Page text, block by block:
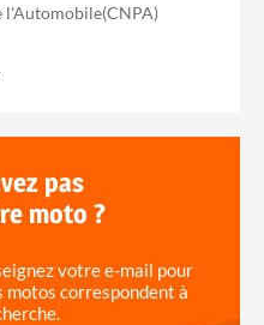
l'Automobile(CNPA)
pas
moto ?
votre e-mail pour
correspondent à